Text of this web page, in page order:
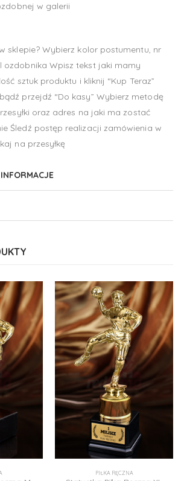
w galerii
sklepie? Wybierz kolor postumentu, nr
ozdobnika Wpisz tekst jaki mamy
sztuk produktu i kliknij “Kup Teraz”
przejdź “Do kasy” Wybierz metodę
oraz adres na jaki ma zostać
Śledź postęp realizacji zamówienia w
na przesyłkę
PIŁKA RĘCZNA